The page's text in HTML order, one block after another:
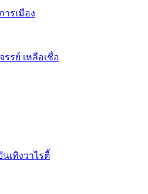
รเมือง
รย์ เหลือเชื่อ
เทิงวาไรตี้